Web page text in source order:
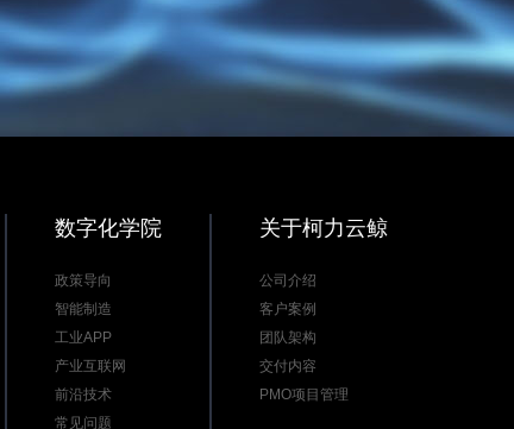
数字化学院
政策导向
智能制造
工业APP
产业互联网
前沿技术
常见问题
关于柯力云鲸
公司介绍
客户案例
团队架构
交付内容
PMO项目管理